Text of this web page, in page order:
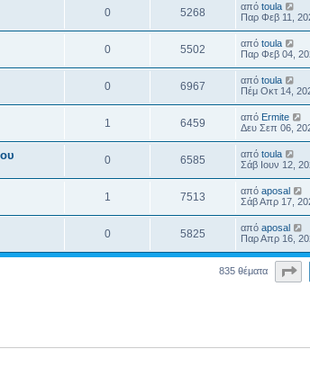
0 5268 από toula
Παρ Φεβ 11,
0 5502 από toula
Παρ Φεβ 04,
0 6967 από toula
Πέμ Οκτ 14,
1 6459 από Ermite
Δευ Σεπ 06,
0 6585 από toula
Σάβ Ιουν 12,
1 7513 από aposal
Σάβ Απρ 17,
0 5825 από aposal
Παρ Απρ 16,
835 θέματα